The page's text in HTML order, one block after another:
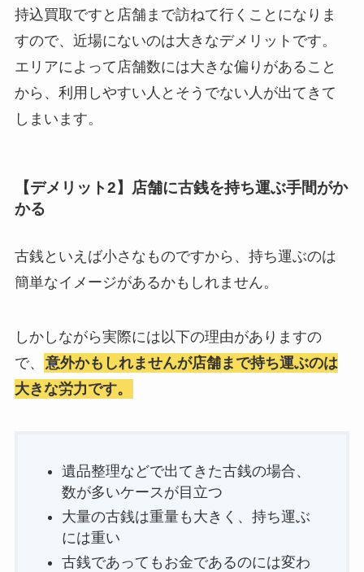
持込買取ですと店舗まで訪ねて行くことになりま
すので、近場にないのは大きなデメリットです。
エリアによって店舗数には大きな偏りがあること
から、利用しやすい人とそうでない人が出てきて
しまいます。
【デメリット2】店舗に古銭を持ち運ぶ手間がか
かる
古銭といえば小さなものですから、持ち運ぶのは
簡単なイメージがあるかもしれません。
しかしながら実際には以下の理由がありますの
で、
意外かもしれませんが店舗まで持ち運ぶのは
大きな労力です。
遺品整理などで出てきた古銭の場合、
数が多いケースが目立つ
大量の古銭は重量も大きく、持ち運ぶ
には重い
古銭であってもお金であるのには変わ